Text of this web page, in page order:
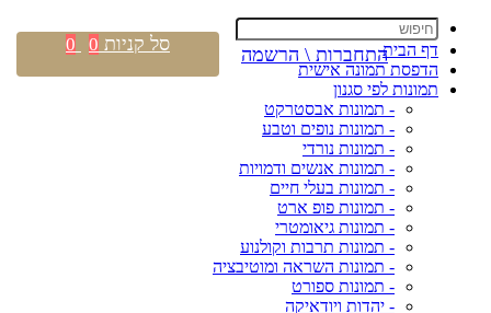
דף הבית
הדפסת תמונה אישית
תמונות לפי סגנון
- תמונות אבסטרקט
- תמונות נופים וטבע
- תמונות נורדי
- תמונות אנשים ודמויות
- תמונות בעלי חיים
- תמונות פופ ארט
- תמונות גיאומטרי
- תמונות תרבות וקולנוע
- תמונות השראה ומוטיבציה
- תמונות ספורט
- יהדות ויודאיקה
התחברות \ הרשמה סל קניות 0
0